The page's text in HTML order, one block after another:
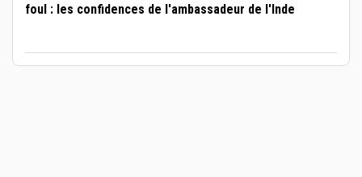
foul : les confidences de l'ambassadeur de l'Inde